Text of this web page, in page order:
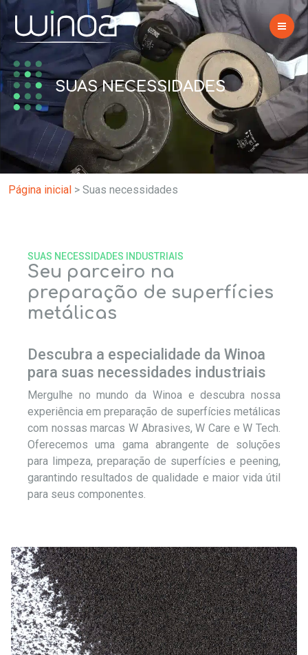
SUAS NECESSIDADES
Página inicial > Suas necessidades
Seu parceiro na
preparação de superfícies
metálicas
SUAS NECESSIDADES INDUSTRIAIS
Descubra a especialidade da Winoa
para suas necessidades industriais
Mergulhe no mundo da Winoa e descubra nossa
experiência em preparação de superfícies metálicas
com nossas marcas W Abrasives, W Care e W Tech.
Oferecemos uma gama abrangente de soluções
para limpeza, preparação de superfícies e peening,
garantindo resultados de qualidade e maior vida útil
para seus componentes.